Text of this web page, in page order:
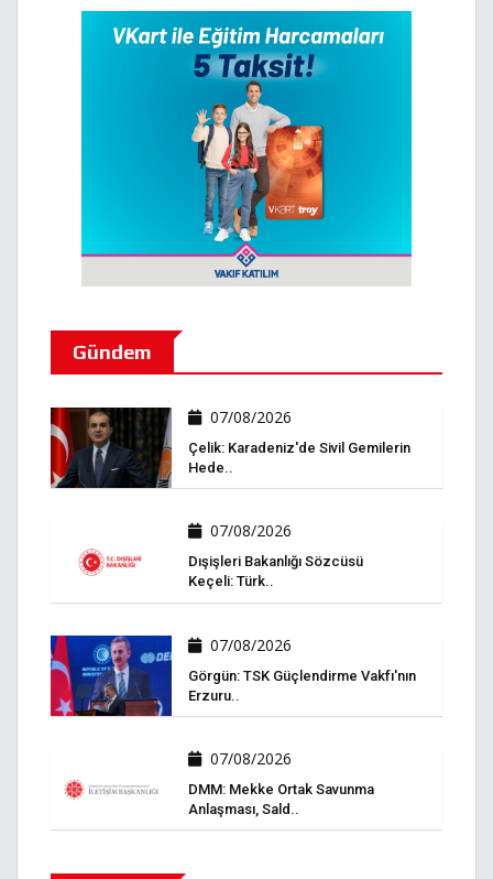
Gündem
07/08/2026
Çelik: Karadeniz'de Sivil Gemilerin
Hede..
07/08/2026
Dışişleri Bakanlığı Sözcüsü
Keçeli: Türk..
07/08/2026
Görgün: TSK Güçlendirme Vakfı'nın
Erzuru..
07/08/2026
DMM: Mekke Ortak Savunma
Anlaşması, Sald..